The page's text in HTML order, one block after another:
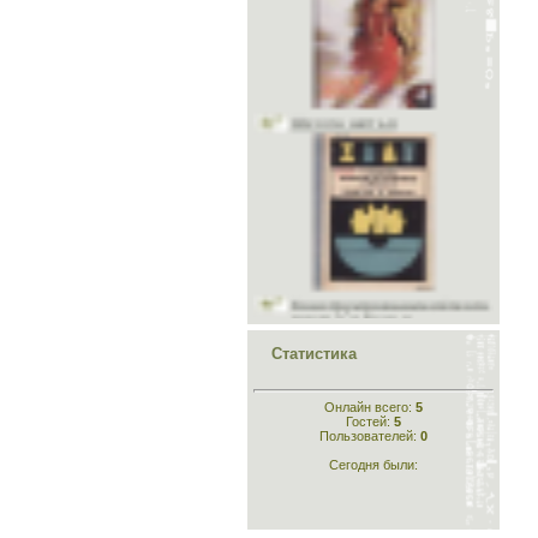
Школа шитья
Конструирование лёгкого
платья и белья
Конструирование
одежды
Статистика
Онлайн всего: 5
Гостей: 5
Пользователей: 0
Сегодня были: